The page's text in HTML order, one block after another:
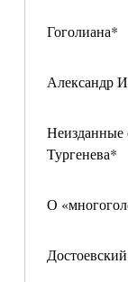
Гоголиана*
Александр
Неизданные
Тургенева*
О